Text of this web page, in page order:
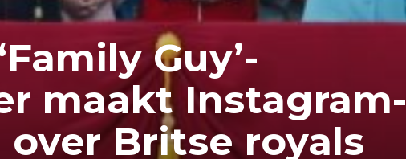
Guy’-
maakt Instagram-
Britse royals